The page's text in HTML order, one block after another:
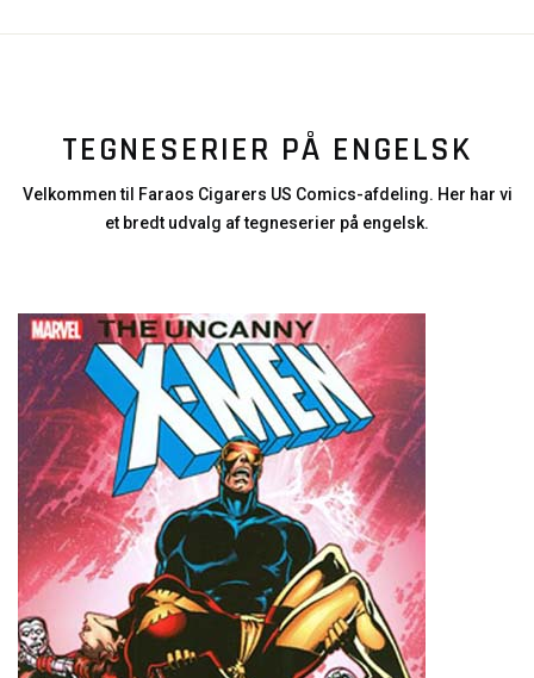
TEGNESERIER PÅ ENGELSK
Velkommen til Faraos Cigarers US Comics-afdeling. Her har vi
et bredt udvalg af tegneserier på engelsk.